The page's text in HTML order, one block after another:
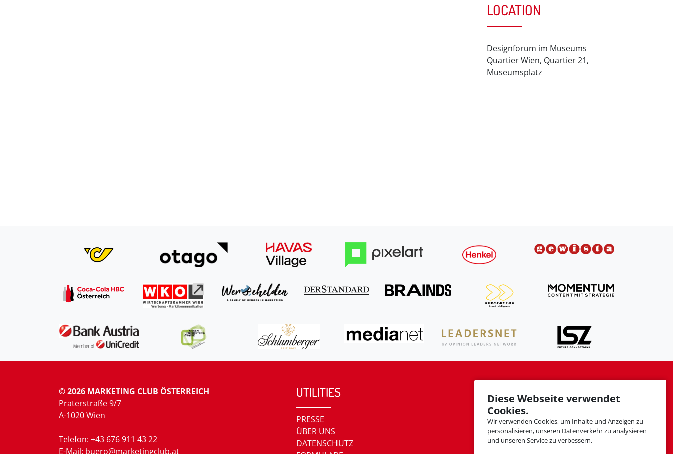
Diese Webseite verwendet
Cookies.
Wir verwenden Cookies, um Inhalte und Anzeigen zu
personalisieren, unseren Datenverkehr zu analysieren
und unseren Service zu verbessern.
LOCATION
Designforum im Museums
Quartier Wien, Quartier 21,
Museumsplatz
© 2026 MARKETING CLUB ÖSTERREICH
Praterstraße 9/7
A-1020 Wien
Telefon: +43 676 911 43 22
E-Mail: buero@marketingclub.at
UTILITIES
PRESSE
ÜBER UNS
DATENSCHUTZ
SOCIAL MEDIA